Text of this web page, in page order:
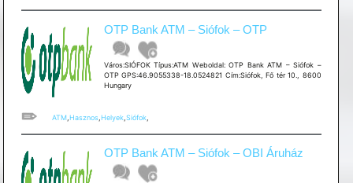
OTP Bank ATM – Siófok – OTP
Város:SIÓFOK Típus:ATM Weboldal: OTP Bank ATM – Siófok –
OTP GPS:46.9055338-18.0524821 Cím:Siófok, Fő tér 10., 8600
Hungary
ATM, Hasznos, Helyek, Siófok,
OTP Bank ATM – Siófok – OBI Áruház